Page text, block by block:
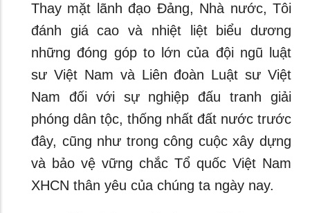
Thay mặt lãnh đạo Đảng, Nhà nước, Tôi
đánh giá cao và nhiệt liệt biểu dương
những đóng góp to lớn của đội ngũ luật
sư Việt Nam và Liên đoàn Luật sư Việt
Nam đối với sự nghiệp đấu tranh giải
phóng dân tộc, thống nhất đất nước trước
đây, cũng như trong công cuộc xây dựng
và bảo vệ vững chắc Tổ quốc Việt Nam
XHCN thân yêu của chúng ta ngày nay.